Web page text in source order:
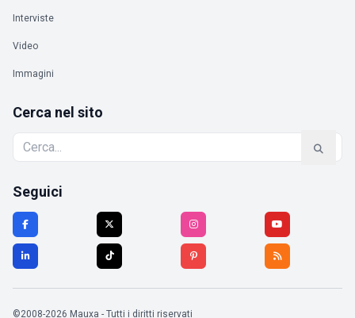
Interviste
Video
Immagini
Cerca nel sito
Seguici
©2008-2026 Mauxa - Tutti i diritti riservati